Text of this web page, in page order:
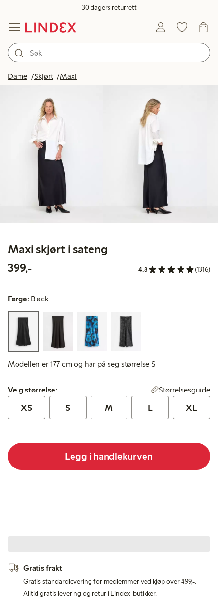
30 dagers returrett
Dame Skjørt Maxi
Maxi skjørt i sateng
399,-399,00 kr 4.8 (1316)
Farge: Black
Modellen er 177 cm og har på seg størrelse S
Velg størrelse:
Velg størrelse: Størrelsesguide
XS S M L XL
Legg i handlekurven
Gratis frakt
Gratis standardlevering for medlemmer ved kjøp over 499,-.
Alltid gratis levering og retur i Lindex-butikker.